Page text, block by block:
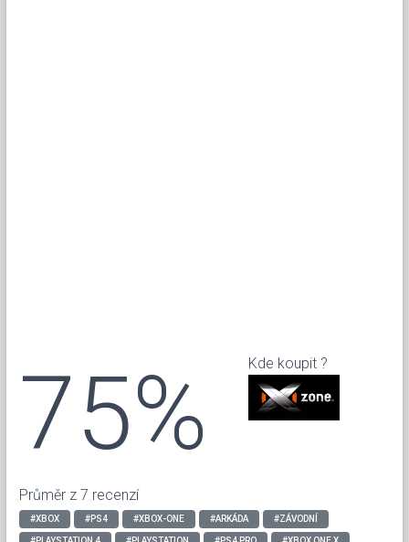
75%
Průměr z 7 recenzí
Kde koupit ?
#XBOX #PS4 #XBOX-ONE #ARKÁDA #ZÁVODNÍ